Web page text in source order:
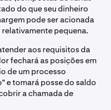
do que seu dinheiro
pode ser acionada
pequena.
aos requisitos da
fechará as posições em
de um processo
e tomará posse do saldo
a chamada de